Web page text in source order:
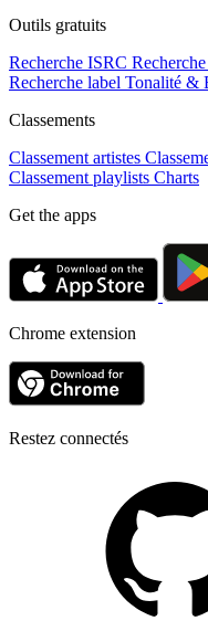
Outils gratuits
Recherche ISRC
Recherche label Tonalité &
Classements
Classement artistes
Classement playlists Charts
Get the apps
Chrome extension
Restez connectés